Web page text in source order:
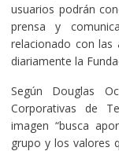
usuarios podrán
prensa y
relacionado con las
diariamente la
Según Douglas
Corporativas de
imagen “busca
grupo y los valores